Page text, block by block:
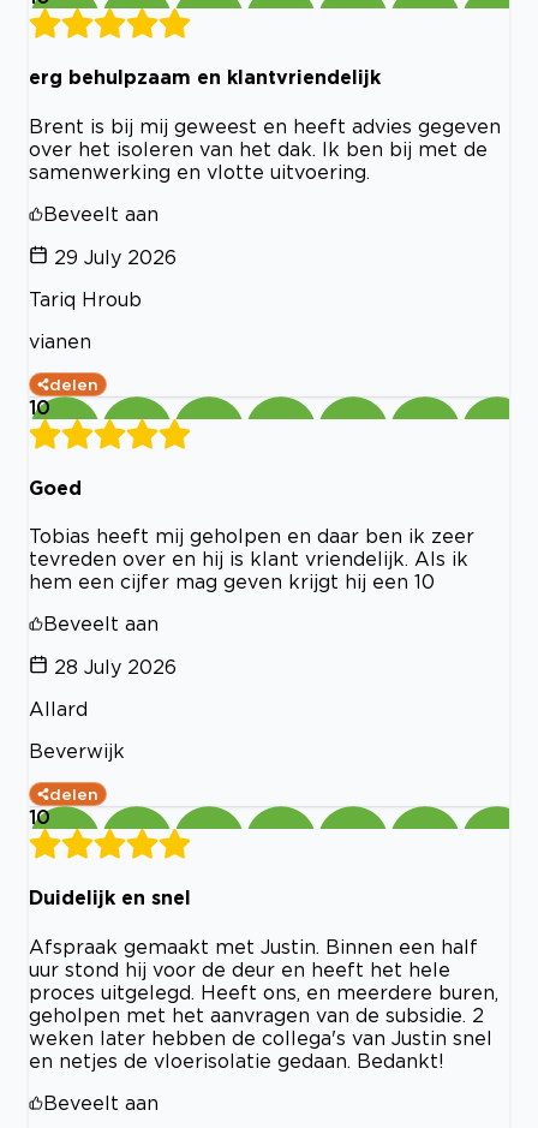
erg behulpzaam en klantvriendelijk
Brent is bij mij geweest en heeft advies gegeven
over het isoleren van het dak. Ik ben bij met de
samenwerking en vlotte uitvoering.
Beveelt aan
29 July 2026
Tariq Hroub
vianen
delen
10
Goed
Tobias heeft mij geholpen en daar ben ik zeer
tevreden over en hij is klant vriendelijk. Als ik
hem een cijfer mag geven krijgt hij een 10
Beveelt aan
28 July 2026
Allard
Beverwijk
delen
10
Duidelijk en snel
Afspraak gemaakt met Justin. Binnen een half
uur stond hij voor de deur en heeft het hele
proces uitgelegd. Heeft ons, en meerdere buren,
geholpen met het aanvragen van de subsidie. 2
weken later hebben de collega's van Justin snel
en netjes de vloerisolatie gedaan. Bedankt!
Beveelt aan